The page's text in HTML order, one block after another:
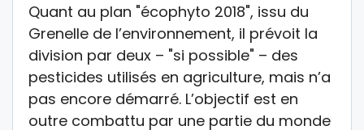
Quant au plan "écophyto 2018", issu du
Grenelle de l’environnement, il prévoit la
division par deux – "si possible" – des
pesticides utilisés en agriculture, mais n’a
pas encore démarré. L’objectif est en
outre combattu par une partie du monde